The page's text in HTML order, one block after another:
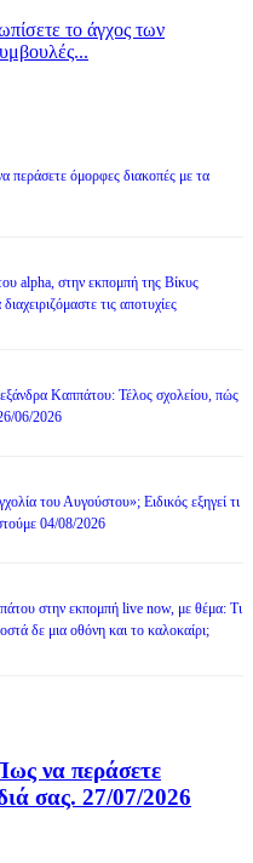
το άγχος των
όμορφες διακοπές με τα
alpha, στην εκπομπή της Βίκυς
τις αποτυχίες
Καππάτου: Τέλος σχολείου, πώς
06/2026
του Αυγούστου»; Ειδικός εξηγεί τι
04/08/2026
στην εκπομπή live now, με θέμα: Τι
δε μια οθόνη και το καλοκαίρι;
να περάσετε
σας. 27/07/2026